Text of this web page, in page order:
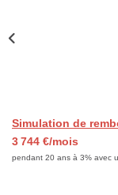
Simulation de
3 744 €/mois
pendant 20 ans à 3% avec